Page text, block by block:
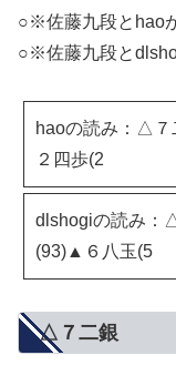
○※佐藤九段とhao
○※佐藤九段と
haoの読み：△
２四歩(2
dlshogiの読み
(93)▲６八玉(5
△７二銀